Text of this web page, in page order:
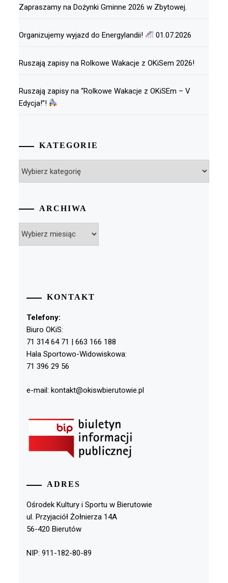
Zapraszamy na Dożynki Gminne 2026 w Zbytowej.
Organizujemy wyjazd do Energylandii! 01.07.2026
Ruszają zapisy na Rolkowe Wakacje z OKiSem 2026!
Ruszają zapisy na “Rolkowe Wakacje z OKiSEm – V
Edycja!”!
KATEGORIE
ARCHIWA
KONTAKT
Telefony:
Biuro OKiS:
71 314 64 71 | 663 166 188
Hala Sportowo-Widowiskowa:
71 396 29 56
e-mail: kontakt@okiswbierutowie.pl
ADRES
Ośrodek Kultury i Sportu w Bierutowie
ul. Przyjaciół Żołnierza 14A
56-420 Bierutów
NIP: 911-182-80-89